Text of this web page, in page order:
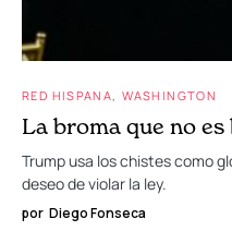
RED HISPANA WASHINGTON
La broma que no
Trump usa los chistes como
deseo de violar la ley.
por Diego Fonseca